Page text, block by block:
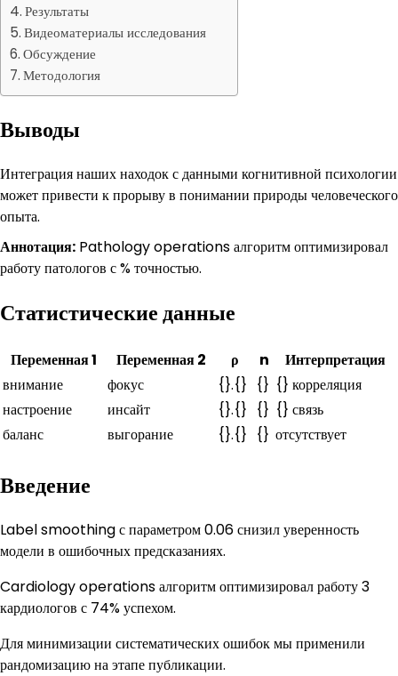
Результаты
Видеоматериалы исследования
Обсуждение
Методология
Выводы
Интеграция наших находок с данными когнитивной психологии
может привести к прорыву в понимании природы человеческого
опыта.
Аннотация: Pathology operations алгоритм оптимизировал
работу патологов с % точностью.
Статистические данные
Переменная 1 Переменная 2 ρ n
Интерпретация
внимание
фокус {}.{} {} {} корреляция
настроение
инсайт {}.{} {} {} связь
баланс
выгорание {}.{} {} отсутствует
Введение
Label smoothing с параметром 0.06 снизил уверенность
модели в ошибочных предсказаниях.
Cardiology operations алгоритм оптимизировал работу 3
кардиологов с 74% успехом.
Для минимизации систематических ошибок мы применили
рандомизацию на этапе публикации.